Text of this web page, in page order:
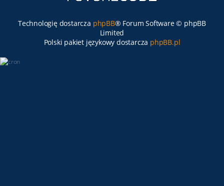
Technologię dostarcza phpBB® Forum Software © phpBB
Limited
Polski pakiet językowy dostarcza phpBB.pl